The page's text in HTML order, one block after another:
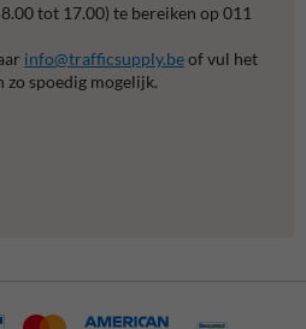
tot 17.00) te bereiken op 011
info@trafficsupply.beof vul het
spoedig mogelijk.